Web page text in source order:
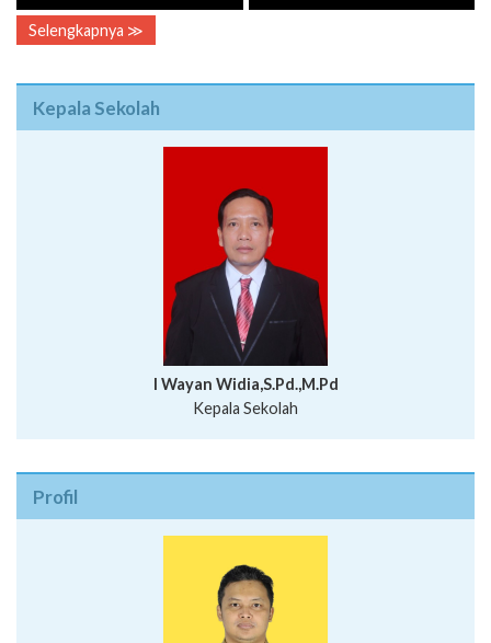
Selengkapnya ≫
Kepala Sekolah
I Wayan Widia,S.Pd.,M.Pd
Kepala Sekolah
Profil